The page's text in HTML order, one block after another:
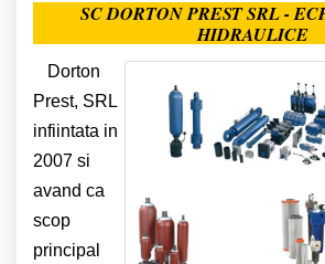
SC DORTON PREST SRL -
HIDRAULICE
Dorton
Prest, SRL
infiintata in
2007 si
avand ca
scop
principal